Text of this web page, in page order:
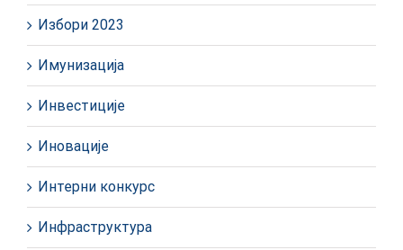
Избори 2023
Имунизација
Инвестиције
Иновације
Интерни конкурс
Инфраструктура